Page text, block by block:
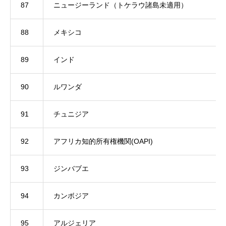
87 ニュージーランド（トケラウ諸島未適用）
88 メキシコ
89 インド
90 ルワンダ
91 チュニジア
92 アフリカ知的所有権機関(OAPI)
93 ジンバブエ
94 カンボジア
95 アルジェリア